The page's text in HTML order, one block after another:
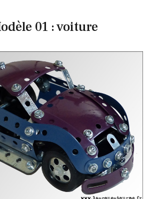
01 : voiture